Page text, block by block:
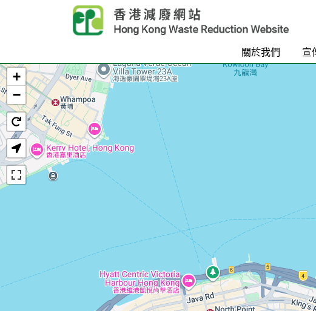
Skip to main content
關於我們 宣
首頁
+
−